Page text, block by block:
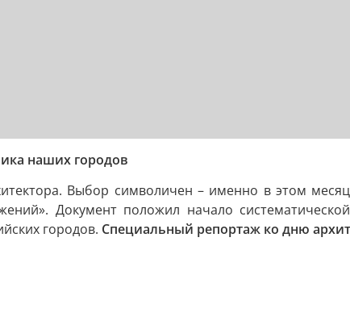
наших городов
Выбор символичен – именно в этом
Документ положил начало
городов. Специальный репортаж ко дню